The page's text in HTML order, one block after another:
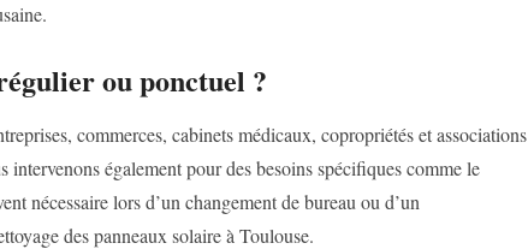
ou ponctuel ?
commerces, cabinets médicaux, copropriétés et associations
intervenons également pour des besoins spécifiques comme le
nécessaire lors d’un changement de bureau ou d’un
des panneaux solaire à Toulouse.